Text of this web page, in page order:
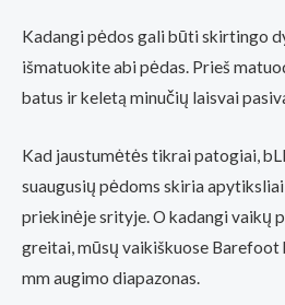
Kadangi pėdos gali būti skirtingo
išmatuokite abi pėdas. Prieš
batus ir keletą minučių laisvai
Kad jaustumėtės tikrai patogiai,
suaugusių pėdoms skiria
priekinėje srityje. O kadangi vaikų
greitai, mūsų vaikiškuose
mm augimo diapazonas.